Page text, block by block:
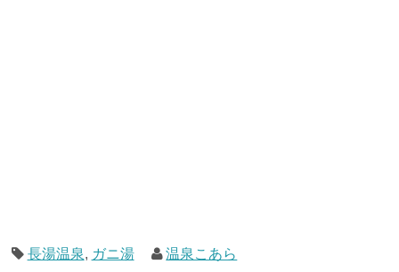
長湯温泉, ガニ湯 温泉こあら